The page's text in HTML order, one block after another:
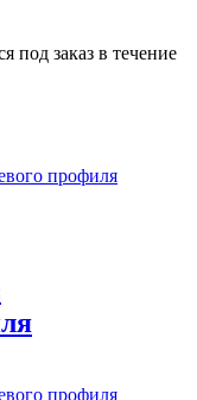
под заказ в течение